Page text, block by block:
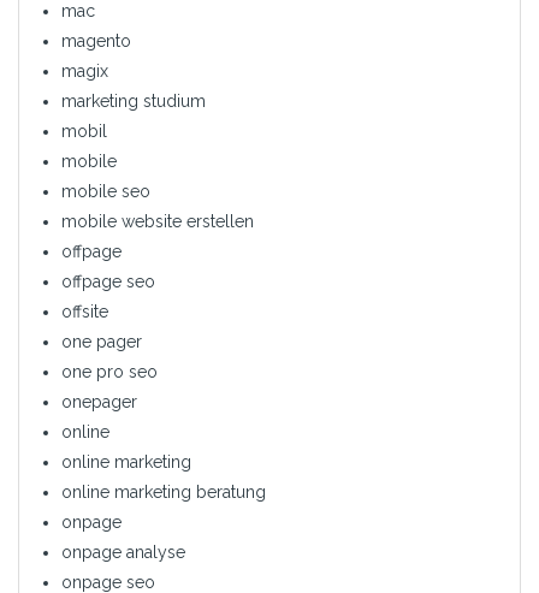
mac
magento
magix
marketing studium
mobil
mobile
mobile seo
mobile website erstellen
offpage
offpage seo
offsite
one pager
one pro seo
onepager
online
online marketing
online marketing beratung
onpage
onpage analyse
onpage seo